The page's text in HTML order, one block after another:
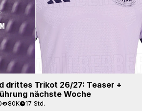
drittes Trikot 26/27: Teaser +
nächste Woche
80K 17 Std.